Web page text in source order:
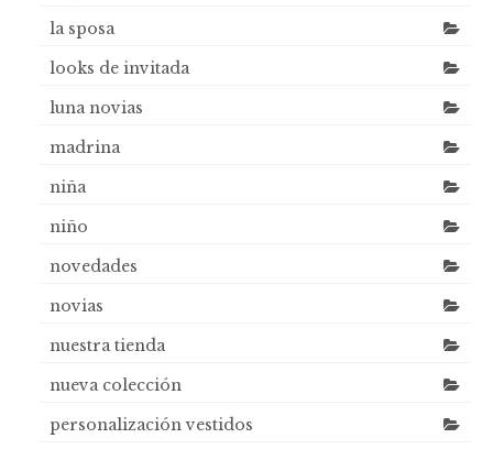
la sposa
looks de invitada
luna novias
madrina
niña
niño
novedades
novias
nuestra tienda
nueva colección
personalización vestidos